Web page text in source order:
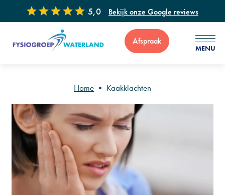
5,0 Bekijk onze Google reviews
Afspraak
MENU
Voor vragen of advies zijn wij 7 dagen per week bereikbaar via
: 0299 - 65 34 99
Home • Kaakklachten